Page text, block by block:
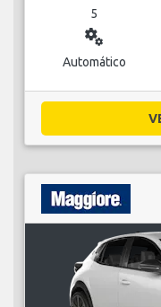
5
miscellaneous_services
Automático